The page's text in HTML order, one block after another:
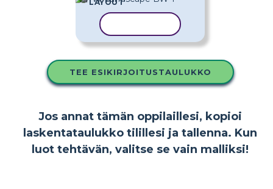
LAYOUT
TEE ESIKIRJOITUSTAULUKKO
Jos annat tämän oppilaillesi, kopioi
laskentataulukko tilillesi ja tallenna. Kun
luot tehtävän, valitse se vain malliksi!